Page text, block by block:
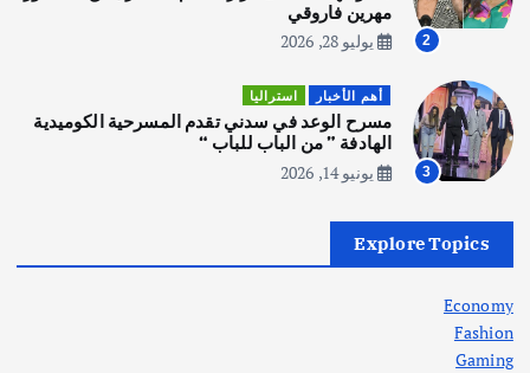
4
يوليو 28, 2026
أهم الأخبار ثقافة وفنون
انطلاق ورشة التمثيل في مدينة كلباء الاماراتية
أغسطس 5, 2026
في جذور المشكلة وحلولها المستدامة
2
مهرين فاروقي
يوليو 28, 2026
3
أهم الأخبار استراليا
مسرح الوعد في سدني تقدم المسرحية الكوميدية
الهادفة ” من الباب للباب “
يونيو 14, 2026
Explore Topics
Economy
Fashion
Gaming